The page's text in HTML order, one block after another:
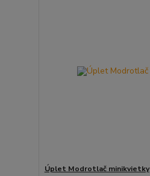
Úplet Modrotlač minikvietky